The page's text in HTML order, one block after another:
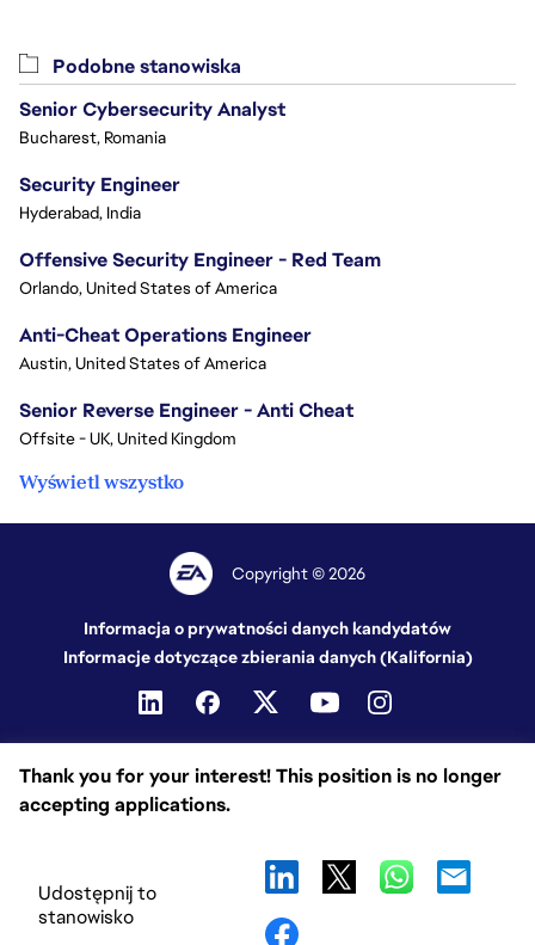
Thank you for your interest! This position is no longer
accepting applications.
Udostępnij to
stanowisko
Podobne stanowiska
Senior Cybersecurity Analyst
Bucharest, Romania
Security Engineer
Hyderabad, India
Offensive Security Engineer - Red Team
Orlando, United States of America
Anti-Cheat Operations Engineer
Austin, United States of America
Senior Reverse Engineer - Anti Cheat
Offsite - UK, United Kingdom
Wyświetl wszystko
Copyright © 2026
Informacja o prywatności danych kandydatów
Informacje dotyczące zbierania danych (Kalifornia)